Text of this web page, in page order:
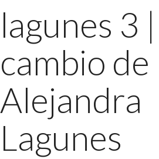
lagunes 3 |
cambio
Alejandra
Lagunes